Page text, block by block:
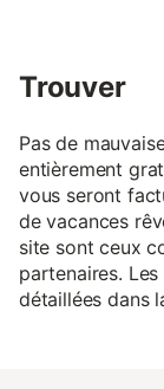
Trouver
Pas de
entièrement
vous seront
de vacances
site sont ceux
partenaires.
détaillées dans